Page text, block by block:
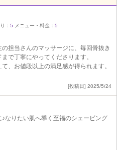
： 5 メニュー・料金： 5
担当さんのマッサージに、毎回骨抜き
で丁寧にやってくださります。
、お値段以上の満足感が得られます。
[投稿日] 2025/5/24
なりたい肌へ導く至福のシェービング